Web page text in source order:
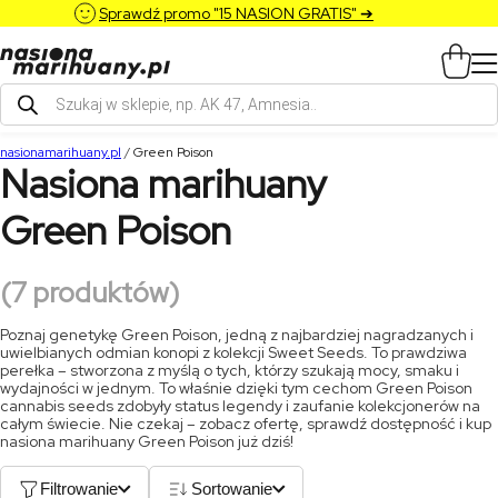
Sprawdź promo "15 NASION GRATIS" ➔
Wyszukiwarka
produktów
nasionamarihuany.pl /Green Poison
Nasiona marihuany
Green Poison
(7 produktów)
Poznaj genetykę Green Poison, jedną z najbardziej nagradzanych i
uwielbianych odmian konopi z kolekcji Sweet Seeds. To prawdziwa
perełka – stworzona z myślą o tych, którzy szukają mocy, smaku i
wydajności w jednym. To właśnie dzięki tym cechom Green Poison
cannabis seeds zdobyły status legendy i zaufanie kolekcjonerów na
całym świecie. Nie czekaj – zobacz ofertę, sprawdź dostępność i kup
nasiona marihuany Green Poison już dziś!
Filtrowanie Sortowanie